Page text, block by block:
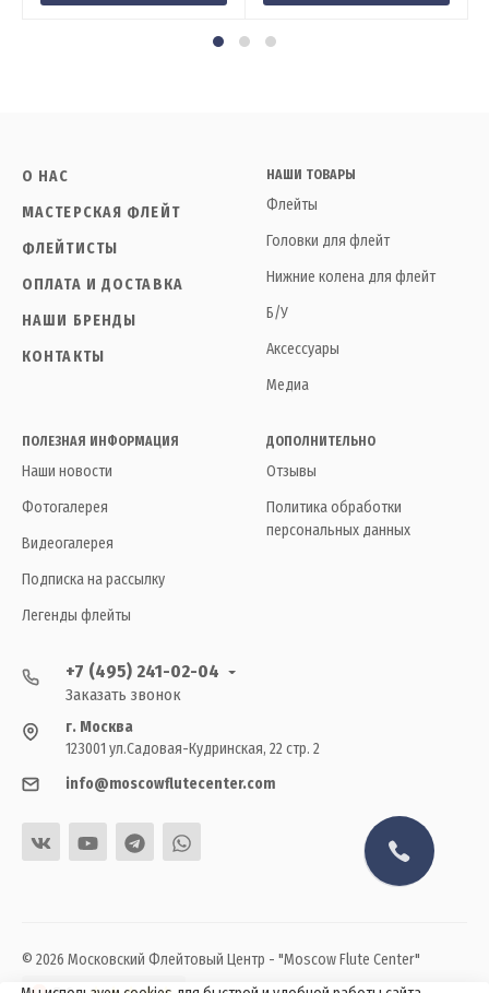
О НАС
МАСТЕРСКАЯ ФЛЕЙТ
ФЛЕЙТИСТЫ
ОПЛАТА И ДОСТАВКА
НАШИ БРЕНДЫ
КОНТАКТЫ
НАШИ ТОВАРЫ
Флейты
Головки для флейт
Нижние колена для флейт
Б/У
Аксессуары
Медиа
ПОЛЕЗНАЯ ИНФОРМАЦИЯ
Наши новости
Фотогалерея
Видеогалерея
Подписка на рассылку
Легенды флейты
ДОПОЛНИТЕЛЬНО
Отзывы
Политика обработки
персональных данных
+7 (495) 241-02-04
Заказать звонок
г. Москва
123001 ул.Садовая-Кудринская, 22 стр. 2
info@moscowflutecenter.com
© 2026 Московский Флейтовый Центр - "Moscow Flute Center"